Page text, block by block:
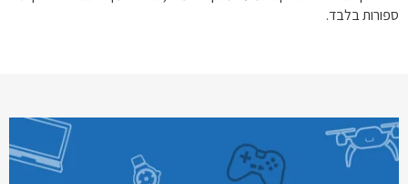
ספורות בלבד.